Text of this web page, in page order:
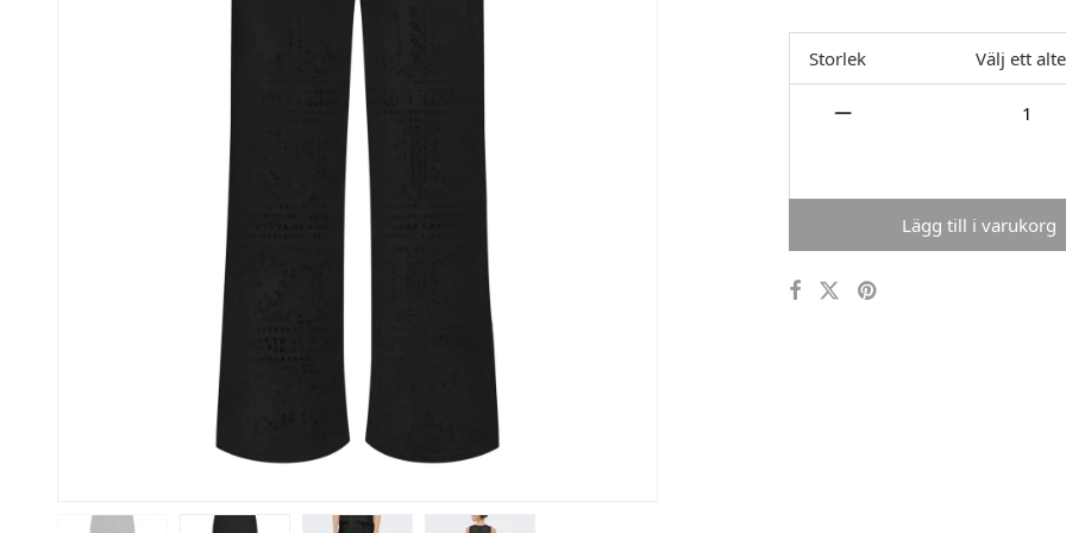
Storlek Välj ett
Lägg till i varukorg